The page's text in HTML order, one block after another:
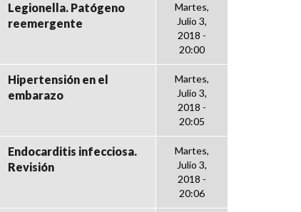
Legionella. Patógeno
reemergente
Martes,
Julio 3,
2018 -
20:00
Hipertensión en el
embarazo
Martes,
Julio 3,
2018 -
20:05
Endocarditis infecciosa.
Revisión
Martes,
Julio 3,
2018 -
20:06